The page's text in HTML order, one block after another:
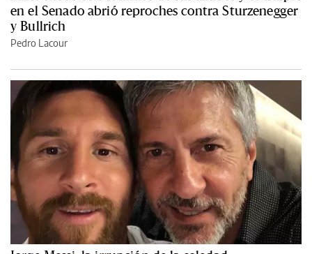
en el Senado abrió reproches contra Sturzenegger
y Bullrich
Pedro Lacour